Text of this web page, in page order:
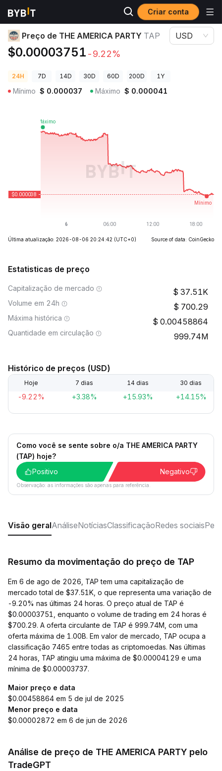
Criar conta
Preços de Criptomoedas Preço de THE AMERICA PARTY TAP
Preço de THE AMERICA PARTY TAP
$0.00003751 -9.22%
USD
24H 7D 14D 30D 60D 200D 1Y
Mínimo $ 0.000037 Máximo $ 0.000041
Última atualização: 2026-08-06 20:24:42 (UTC+0) Source of data: CoinGecko
Estatisticas de preço
Capitalização de mercado 37.51K
Volume em 24h 700.29
Máxima histórica 0.00458864
Quantidade em circulação 999.74M
Histórico de preços (USD)
Hoje 7 dias 14 dias 30 dias
-9.22% +3.38% +15.93% +14.15%
Como você se sente sobre o/a THE AMERICA PARTY
(TAP) hoje?
Positivo
Negativo
Observação: as informações são apenas para referência.
Visão geralAnáliseNotíciasClassificaçãoRedes sociais
Resumo da movimentação do preço de TAP
Em 6 de ago de 2026, TAP tem uma capitalização de
mercado total de $37.51K, o que representa uma variação de
-9.20% nas últimas 24 horas. O preço atual de TAP é
$0.00003751, enquanto o volume de trading em 24 horas é
$700.29. A oferta circulante de TAP é 999.74M, com uma
oferta máxima de 1.00B. Em valor de mercado, TAP ocupa a
classificação 7465 entre todas as criptomoedas. Nas últimas
24 horas, TAP atingiu uma máxima de $0.00004129 e uma
mínima de $0.00003737.
Maior preço e data
$0.00458864 em 5 de jul de 2025
Menor preço e data
$0.00002872 em 6 de jun de 2026
Análise de preço de THE AMERICA PARTY pelo
TradeGPT